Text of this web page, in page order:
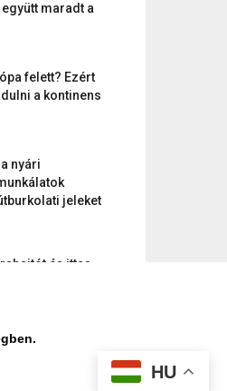
maradt a
felett? Ezért
a kontinens
nyári
jeleket
és ittas
HU